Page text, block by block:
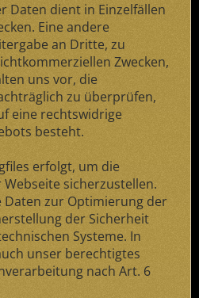
Daten dient in Einzelfällen
Eine andere
an Dritte, zu
Zwecken,
uns vor, die
zu überprüfen,
eine rechtswidrige
besteht.
erfolgt, um die
sicherzustellen.
Daten zur Optimierung der
der Sicherheit
Systeme. In
unser berechtigtes
nach Art. 6